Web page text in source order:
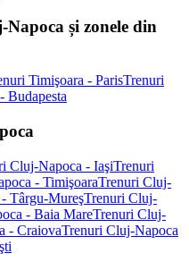
și zonele din
Timişoara - ParisTrenuri
Budapesta
Cluj-Napoca - IaşiTrenuri
- TimişoaraTrenuri Cluj-
Târgu-MureşTrenuri Cluj-
- Baia MareTrenuri Cluj-
- CraiovaTrenuri Cluj-Napoca